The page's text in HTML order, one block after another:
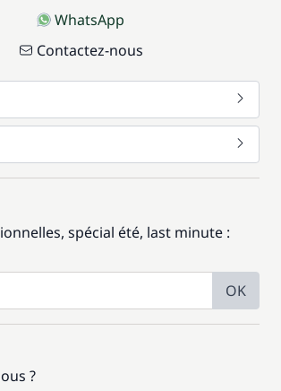
WhatsApp
Contactez-nous
spécial été, last minute :
OK
?